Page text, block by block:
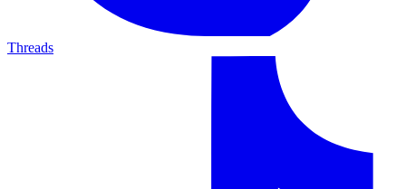
Threads